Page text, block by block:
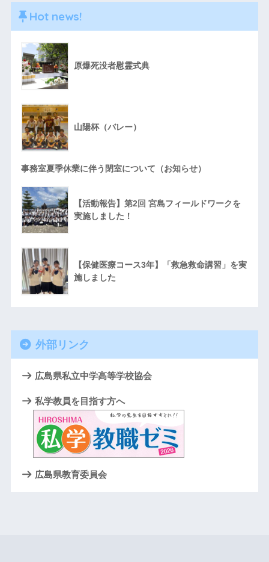
Hot news!
原爆死没者慰霊式典
山陽杯（バレー）
事務室夏季休業に伴う閉室について（お知らせ）
【活動報告】第2回 宮島フィールドワークを
実施しました！
【保健医療コース3年】「救急救命講習」を実
施しました
外部リンク
広島県私立中学高等学校協会
私学教員を目指す方へ
広島県教育委員会